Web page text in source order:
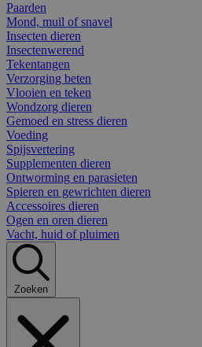
Paarden
Mond, muil of snavel
Insecten dieren
Insectenwerend
Tekentangen
Verzorging beten
Vlooien en teken
Wondzorg dieren
Gemoed en stress dieren
Voeding
Spijsvertering
Supplementen dieren
Ontworming en parasieten
Spieren en gewrichten dieren
Accessoires dieren
Ogen en oren dieren
Vacht, huid of pluimen
Zoeken